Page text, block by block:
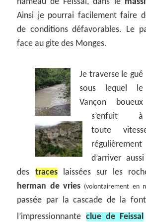
Ainsi je pourrai facilement faire
de conditions défavorables. Le
face au gite des Monges.
Je traverse le gué
sous lequel le
Vançon boueux
s’enfuit à
toute
d’arriver
des traceslaissées sur les
herman de vries (volontairement en
passée par la cascade de la
l’impressionnante clue de Feissal